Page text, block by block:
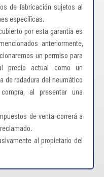
de fabricación sujetos al
específicas.
por esta garantía es
anteriormente,
un permiso para
precio actual como un
de rodadura del neumático
al presentar una
de venta correrá a
al propietario del